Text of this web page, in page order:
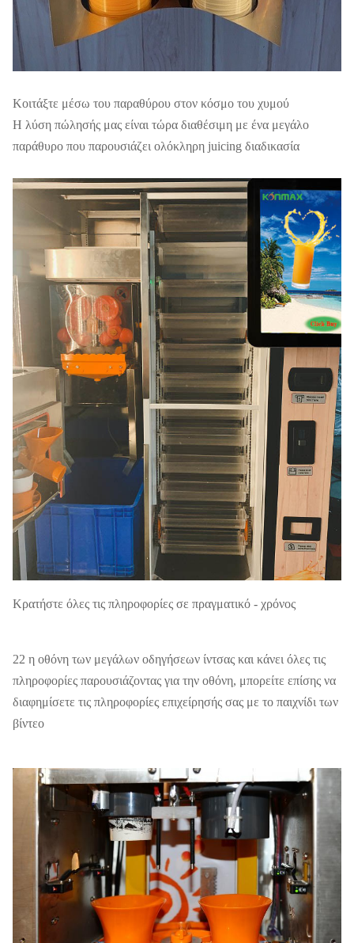
Κοιτάξτε μέσω του παραθύρου στον κόσμο του χυμού
Η λύση πώλησής μας είναι τώρα διαθέσιμη με ένα μεγάλο
παράθυρο που παρουσιάζει ολόκληρη juicing διαδικασία
Κρατήστε όλες τις πληροφορίες σε πραγματικό - χρόνος
22 η οθόνη των μεγάλων οδηγήσεων ίντσας και κάνει όλες τις
πληροφορίες παρουσιάζοντας για την οθόνη, μπορείτε επίσης να
διαφημίσετε τις πληροφορίες επιχείρησής σας με το παιχνίδι των
βίντεο